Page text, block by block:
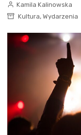
Kamila Kalinowska
Kultura, Wydarzenia